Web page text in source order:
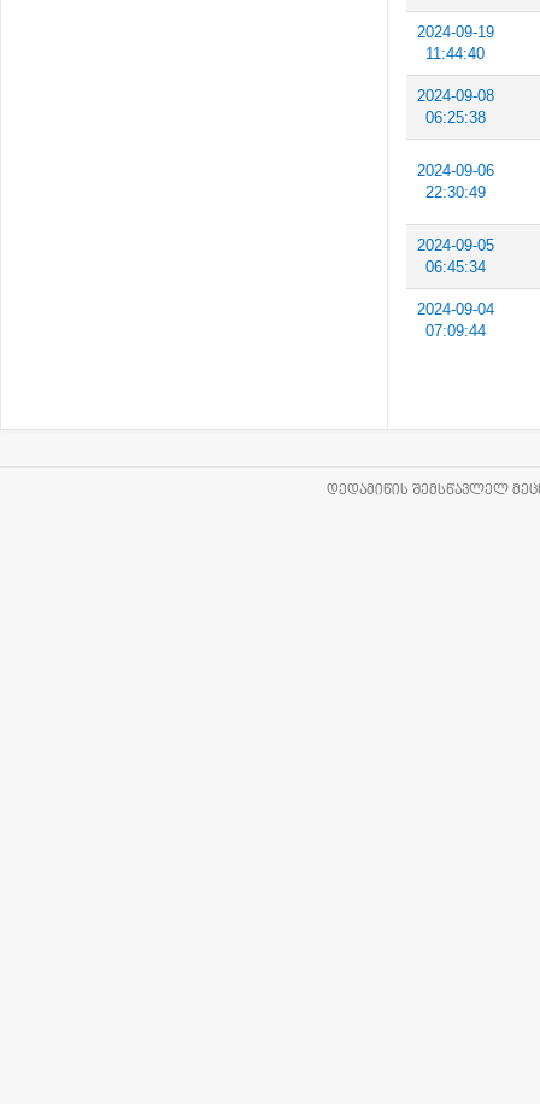
2024-09-19
11:44:40
2024-09-08
06:25:38
2024-09-06
22:30:49
2024-09-05
06:45:34
2024-09-04
07:09:44
ᲓᲔᲓᲐᲛᲘᲬᲘᲡ ᲨᲔᲛᲡᲬᲐᲕᲚᲔᲚ